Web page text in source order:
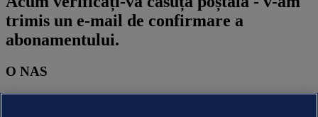
trimis un e-mail de confirmare a
abonamentului.
O NAS